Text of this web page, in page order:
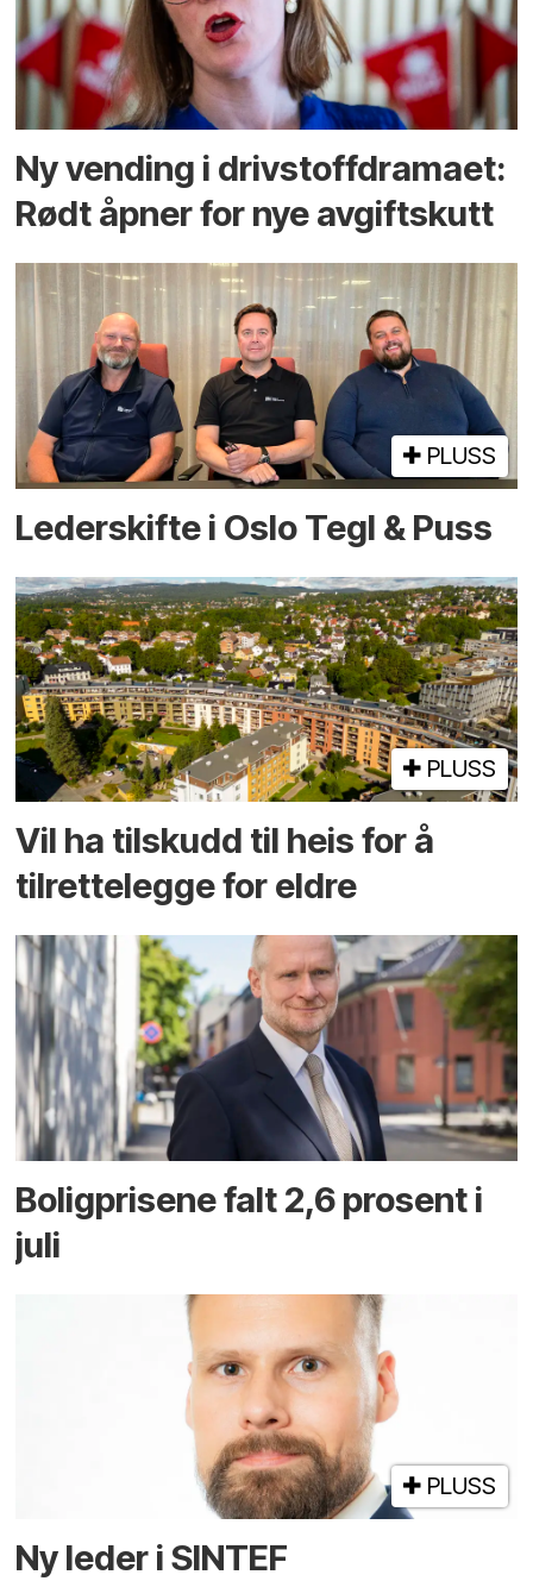
Ny vending i drivstoffdramaet:
Rødt åpner for nye avgiftskutt
PLUSS
Lederskifte i Oslo Tegl & Puss
PLUSS
Vil ha tilskudd til heis for å
tilrettelegge for eldre
Boligprisene falt 2,6 prosent i
juli
PLUSS
Ny leder i SINTEF